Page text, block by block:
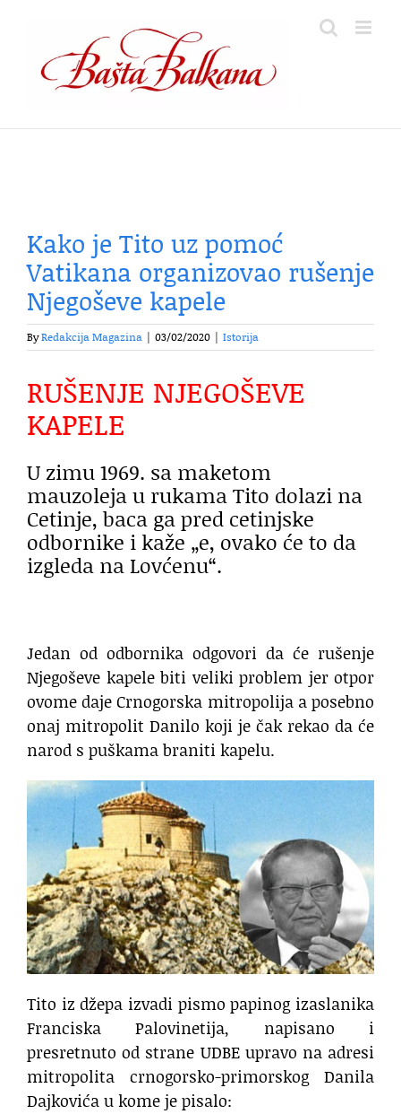
content
Kako je Tito uz pomoć
Vatikana organizovao rušenje
Njegoševe kapele
ByRedakcija Magazina 03/02/2020 Istorija
RUŠENJE NJEGOŠEVE
KAPELE
U zimu 1969. sa maketom
mauzoleja u rukama Tito dolazi na
Cetinje, baca ga pred cetinjske
odbornike i kaže „e, ovako će to da
izgleda na Lovćenu“.
Jedan od odbornika odgovori da će rušenje
Njegoševe kapele biti veliki problem jer otpor
ovome daje Crnogorska mitropolija a posebno
onaj mitropolit Danilo koji je čak rekao da će
narod s puškama braniti kapelu.
Tito iz džepa izvadi pismo papinog izaslanika
Franciska Palovinetija, napisano i
presretnuto od strane UDBE upravo na adresi
mitropolita crnogorsko-primorskog Danila
Dajkovića u kome je pisalo: